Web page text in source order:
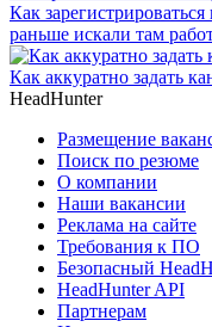
Как
раньше искали там
Как аккуратно задать
HeadHunter
Размещение
Поиск по резюме
О компании
Наши вакансии
Реклама на сайте
Требования к ПО
Безопасный
HeadHunter API
Партнерам